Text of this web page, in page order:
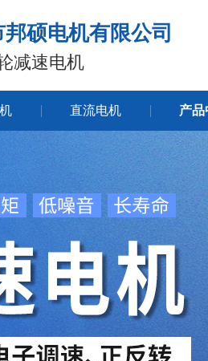
硕电机有限公司
减速电机
直流电机 产品